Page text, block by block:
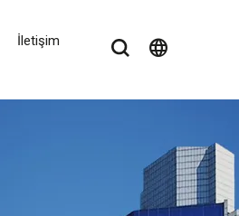
İletişim language